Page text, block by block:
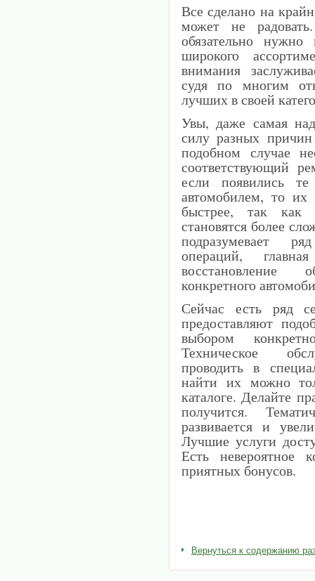
Все сделано на
может не
обязательно
широкого
внимания
судя по многим
лучших в своей
Увы, даже самая
силу разных
подобном случае
соответствующий
если появились
автомобилем, то
быстрее, так как
становятся более
подразумевает
операций,
восстановление
конкретного
Сейчас есть ряд
предоставляют
выбором
Техническое
проводить в
найти их можно
каталоге. Делайте
получится.
развивается и
Лучшие услуги
Есть невероятное
приятных бонусов.
Вернуться к содержанию